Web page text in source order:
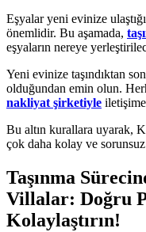
Eşyalar yeni evinize
önemlidir. Bu aşamada,
eşyaların nereye
Yeni evinize taşındıktan
olduğundan emin olun.
nakliyat şirketiyle
Bu altın kurallara uyarak,
çok daha kolay ve
Taşınma
Villalar: Doğru
Kolaylaştırın!